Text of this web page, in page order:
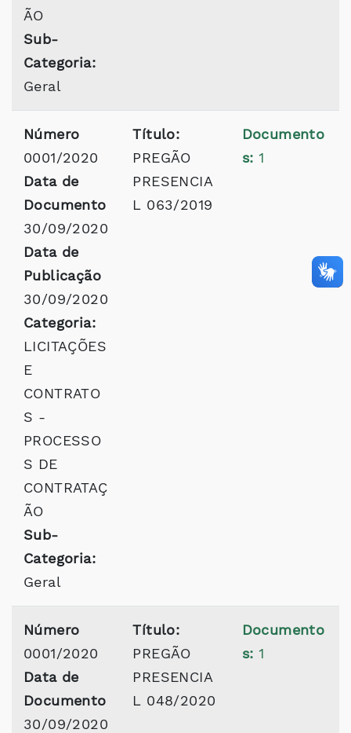
ÃO
Sub-
Categoria:
Geral
Número
0001/2020
Data de
Documento
30/09/2020
Data de
Publicação
30/09/2020
Categoria:
LICITAÇÕES
E
CONTRATO
S -
PROCESSO
S DE
CONTRATAÇ
ÃO
Sub-
Categoria:
Geral
Título:
PREGÃO
PRESENCIA
L 063/2019
Documento
s: 1
Número
0001/2020
Data de
Documento
30/09/2020
Título:
PREGÃO
PRESENCIA
L 048/2020
Documento
s: 1